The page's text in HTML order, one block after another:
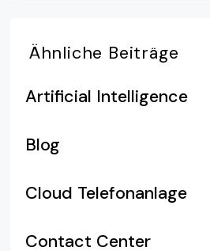
Ähnliche Beiträge
Artificial Intelligence
Blog
Cloud Telefonanlage
Contact Center